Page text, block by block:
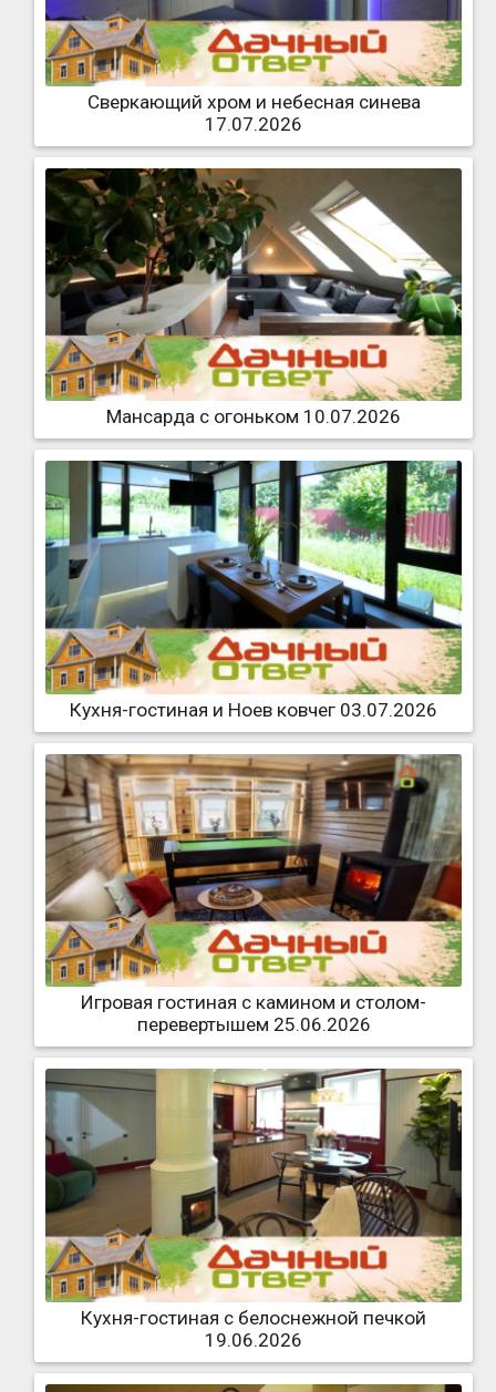
Сверкающий хром и небесная синева
17.07.2026
Мансарда с огоньком 10.07.2026
Кухня-гостиная и Ноев ковчег 03.07.2026
Игровая гостиная с камином и столом-
перевертышем 25.06.2026
Кухня-гостиная с белоснежной печкой
19.06.2026